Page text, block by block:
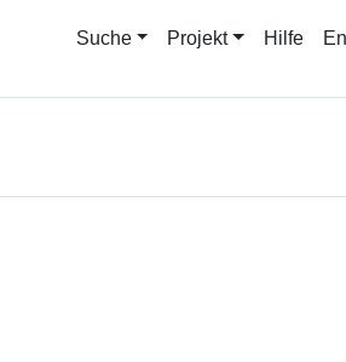
Suche Projekt Hilfe